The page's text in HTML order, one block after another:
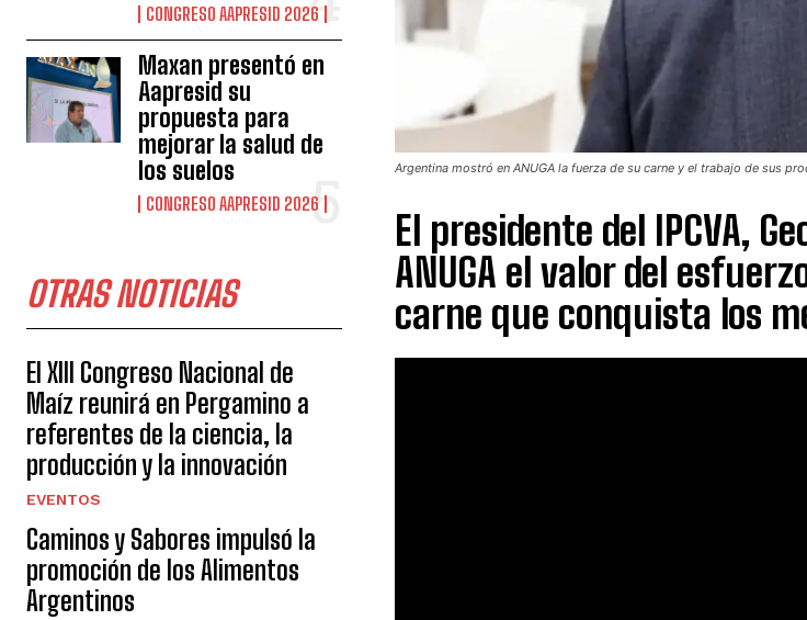
CONGRESO AAPRESID 2026
Maxan presentó en
Aapresid su
propuesta para
mejorar la salud de
los suelos
CONGRESO AAPRESID 2026
OTRAS NOTICIAS
El XIII Congreso Nacional de
Maíz reunirá en Pergamino a
referentes de la ciencia, la
producción y la innovación
EVENTOS
Caminos y Sabores impulsó la
promoción de los Alimentos
Argentinos
Argentina mostró en ANUGA la fuerza de su carne y el trabajo de sus
El presidente del IPCVA,
ANUGA el valor del
carne que conquista los